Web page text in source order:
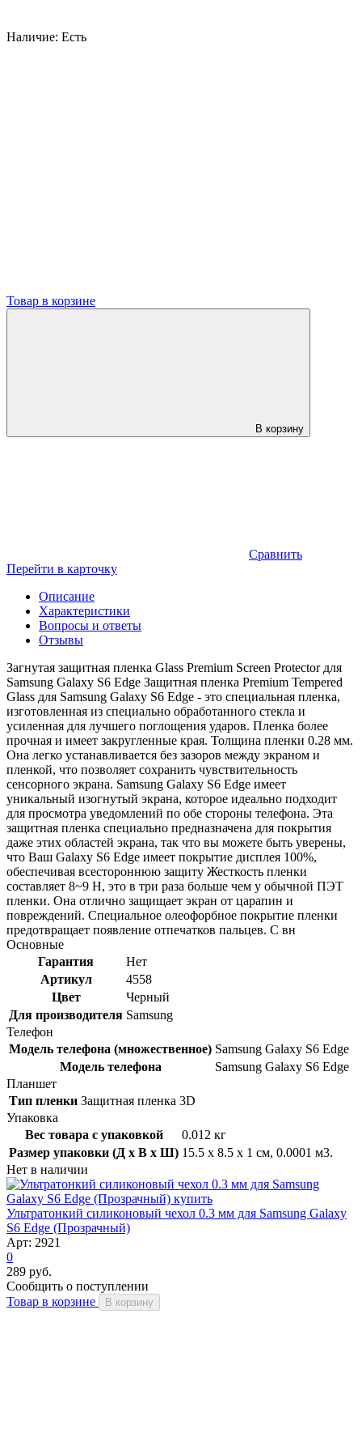
Наличие: Есть
Товар в корзине
В корзину
Сравнить
Перейти в карточку
Описание
Характеристики
Вопросы и ответы
Отзывы
Загнутая защитная пленка Glass Premium Screen Protector для
Samsung Galaxy S6 Edge Защитная пленка Premium Tempered
Glass для Samsung Galaxy S6 Edge - это специальная пленка,
изготовленная из специально обработанного стекла и
усиленная для лучшего поглощения ударов. Пленка более
прочная и имеет закругленные края. Толщина пленки 0.28 мм.
Она легко устанавливается без зазоров между экраном и
пленкой, что позволяет сохранить чувствительность
сенсорного экрана. Samsung Galaxy S6 Edge имеет
уникальный изогнутый экрана, которое идеально подходит
для просмотра уведомлений по обе стороны телефона. Эта
защитная пленка специально предназначена для покрытия
даже этих областей экрана, так что вы можете быть уверены,
что Ваш Galaxy S6 Edge имеет покрытие дисплея 100%,
обеспечивая всестороннюю защиту Жесткость пленки
составляет 8~9 H, это в три раза больше чем у обычной ПЭТ
пленки. Она отлично защищает экран от царапин и
повреждений. Специальное олеофорбное покрытие пленки
предотвращает появление отпечатков пальцев. С вн
Основные
Гарантия
Нет
Артикул
4558
Цвет
Черный
Для производителя Samsung
Телефон
Модель телефона (множественное) Samsung Galaxy S6 Edge
Модель телефона
Samsung Galaxy S6 Edge
Планшет
Тип пленки Защитная пленка 3D
Упаковка
Вес товара с упаковкой
0.012 кг
Размер упаковки (Д x В x Ш) 15.5 x 8.5 x 1 см, 0.0001 м3.
Нет в наличии
Ультратонкий силиконовый чехол 0.3 мм для Samsung Galaxy
S6 Edge (Прозрачный)
Арт: 2921
0
289 руб.
Сообщить о поступлении
Товар в корзине
В корзину